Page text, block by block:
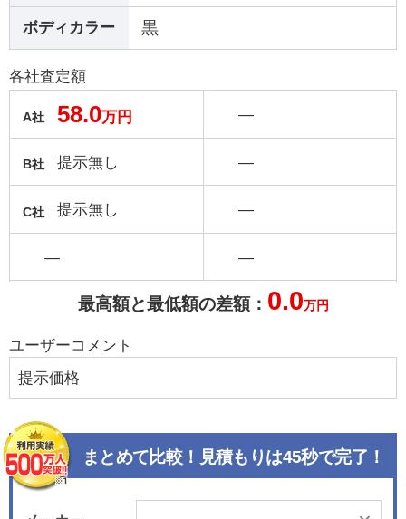
ボディカラー 黒
各社査定額
A社 58.0万円
B社 提示無し
C社 提示無し
―
―
―
―
―
最高額と最低額の差額： 0.0万円
ユーザーコメント
提示価格
まとめて比較！見積もりは45秒で完了！